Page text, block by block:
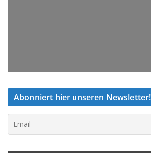
Abonniert hier unseren Newsletter!